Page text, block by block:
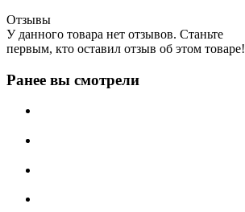
Отзывы
У данного товара нет отзывов. Станьте
первым, кто оставил отзыв об этом товаре!
Ранее вы смотрели